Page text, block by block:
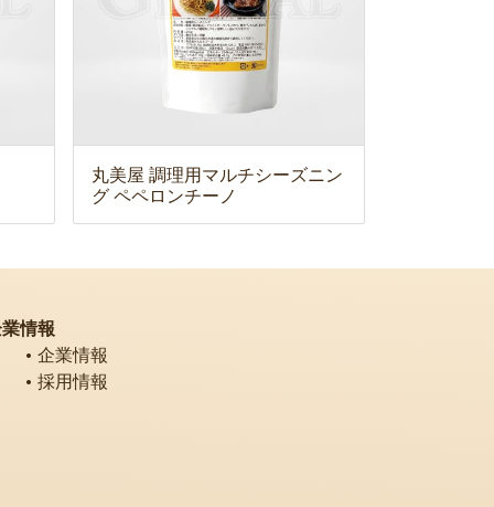
丸美屋 調理用マルチシーズニン
グ ペペロンチーノ
情報
企業情報
採用情報